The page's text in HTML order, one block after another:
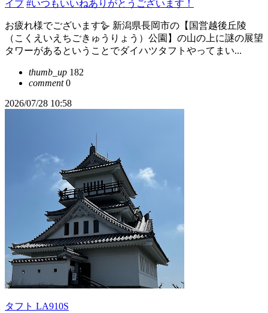
イブ #いつもいいねありがとうございます！
お疲れ様でございます🪿 新潟県長岡市の【国営越後丘陵
（こくえいえちごきゅうりょう）公園】の山の上に謎の展望
タワーがあるということでダイハツタフトやってまい...
thumb_up 182
comment0
2026/07/28 10:58
タフト LA910S